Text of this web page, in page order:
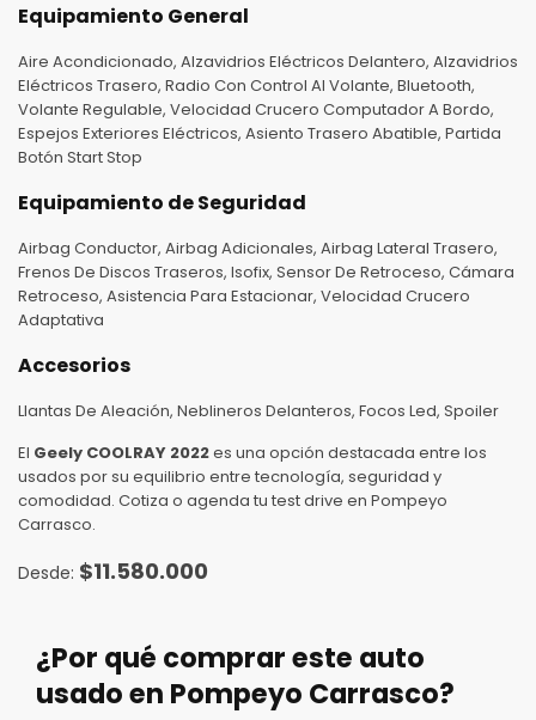
Equipamiento General
Aire Acondicionado, Alzavidrios Eléctricos Delantero, Alzavidrios
Eléctricos Trasero, Radio Con Control Al Volante, Bluetooth,
Volante Regulable, Velocidad Crucero Computador A Bordo,
Espejos Exteriores Eléctricos, Asiento Trasero Abatible, Partida
Botón Start Stop
Equipamiento de Seguridad
Airbag Conductor, Airbag Adicionales, Airbag Lateral Trasero,
Frenos De Discos Traseros, Isofix, Sensor De Retroceso, Cámara
Retroceso, Asistencia Para Estacionar, Velocidad Crucero
Adaptativa
Accesorios
Llantas De Aleación, Neblineros Delanteros, Focos Led, Spoiler
El Geely COOLRAY 2022es una opción destacada entre los
usados por su equilibrio entre tecnología, seguridad y
comodidad. Cotiza o agenda tu test drive en Pompeyo
Carrasco.
$11.580.000
¿Por qué comprar este auto
usado en Pompeyo Carrasco?